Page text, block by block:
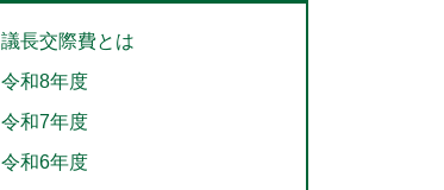
議長交際費とは
令和8年度
令和7年度
令和6年度